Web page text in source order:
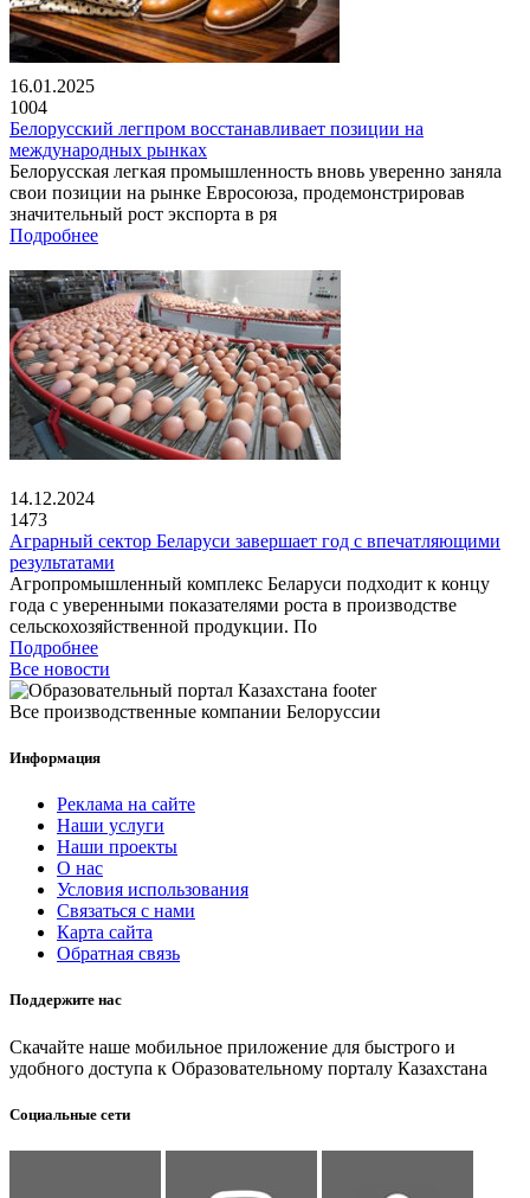
16.01.2025
1004
Белорусский легпром восстанавливает позиции на
международных рынках
Белорусская легкая промышленность вновь уверенно заняла
свои позиции на рынке Евросоюза, продемонстрировав
значительный рост экспорта в ря
Подробнее
14.12.2024
1473
Аграрный сектор Беларуси завершает год с впечатляющими
результатами
Агропромышленный комплекс Беларуси подходит к концу
года с уверенными показателями роста в производстве
сельскохозяйственной продукции. По
Подробнее
Все новости
Все производственные компании Белоруссии
Информация
Реклама на сайте
Наши услуги
Наши проекты
О нас
Условия использования
Связаться с нами
Карта сайта
Обратная связь
Поддержите нас
Скачайте наше мобильное приложение для быстрого и
удобного доступа к Образовательному порталу Казахстана
Социальные сети